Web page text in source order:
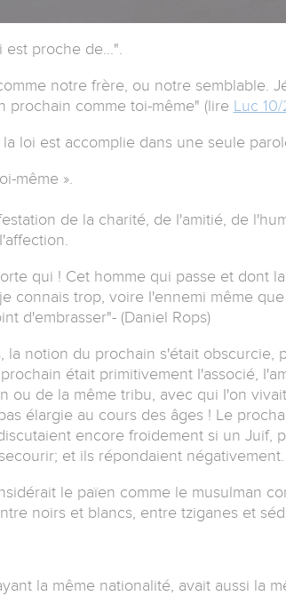
est proche de...".
notre frère, ou notre semblable.
prochain comme toi-même" (lire Luc
la loi est accomplie dans une seule
même ».
de la charité, de I'amitié, de
qui ! Cet homme qui passe et dont
connais trop, voire I'ennemi même
d'embrasser"- (Daniel Rops)
la notion du prochain s'était obscurcie,
était primitivement I'associé,
ou de la même tribu, avec qui I'on
élargie au cours des âges ! Le
encore froidement si un Juif,
et ils répondaient négativement.
le païen comme le musulman
noirs et blancs, entre tziganes et
la même nationalité, avait aussi la